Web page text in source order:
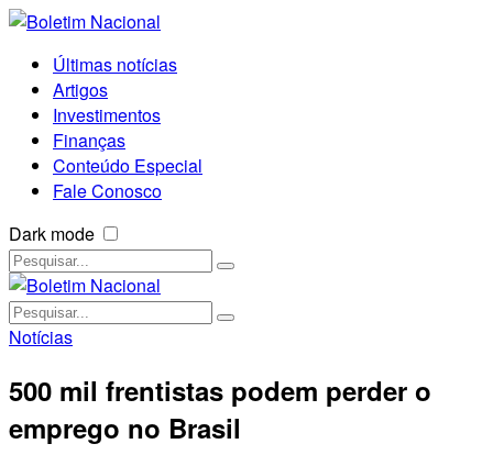
Últimas notícias
Artigos
Investimentos
Finanças
Conteúdo Especial
Fale Conosco
Dark mode
Notícias
500 mil frentistas podem perder o
emprego no Brasil